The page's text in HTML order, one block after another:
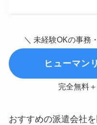
＼ 未経験OKの事務
ヒューマン
完全無料
おすすめの派遣会社